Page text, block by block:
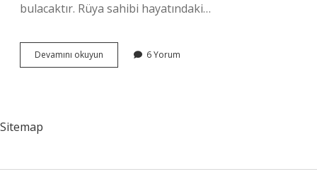
bulacaktır. Rüya sahibi hayatındaki…
Devamını okuyun
Sebze
6 Yorum
Sitemap